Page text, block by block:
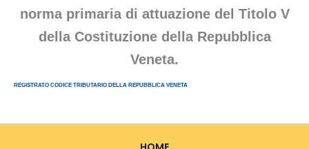
norma primaria di attuazione del Titolo V
della Costituzione della Repubblica
Veneta.
REGISTRATO CODICE TRIBUTARIO DELLA REPUBBLICA VENETA